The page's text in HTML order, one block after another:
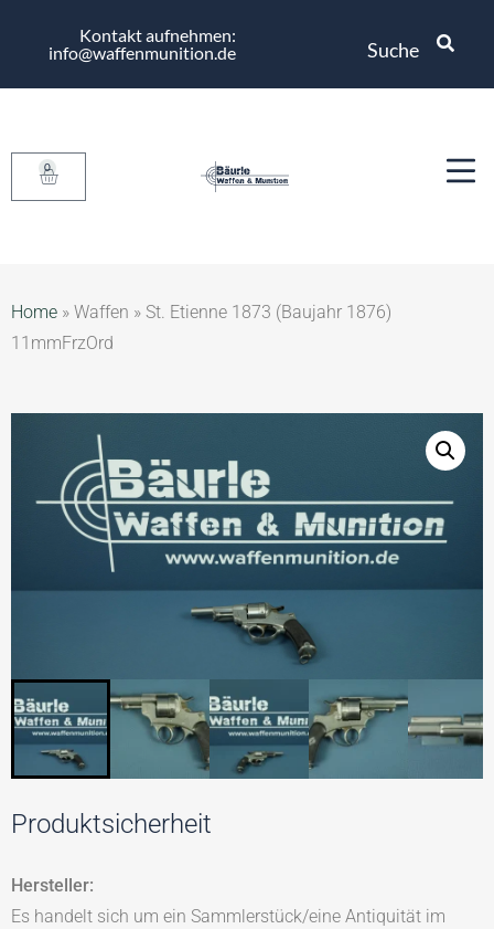
Kontakt aufnehmen:
info@waffenmunition.de
Suche
0
Home » Waffen » St. Etienne 1873 (Baujahr 1876)
11mmFrzOrd
Produktsicherheit
Hersteller:
Es handelt sich um ein Sammlerstück/eine Antiquität im